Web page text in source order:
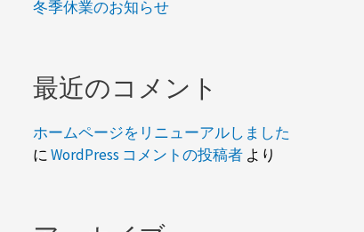
冬季休業のお知らせ
最近のコメント
ホームページをリニューアルしました
にWordPress コメントの投稿者 より